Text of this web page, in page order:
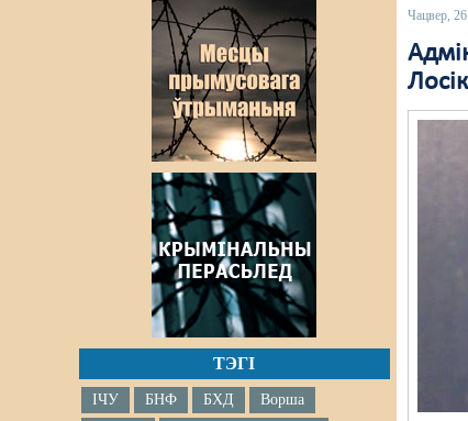
ТЭГІ
ІЧУ БНФ БХД
Ворша
Чацвер,